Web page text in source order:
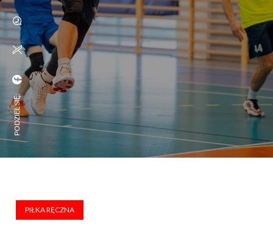
PODZIEL SIĘ:
PIŁKA RĘCZNA